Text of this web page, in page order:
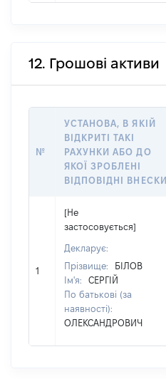
12. Грошові активи
№
УСТАНОВА, В ЯКІЙ
ВІДКРИТІ ТАКІ
РАХУНКИ АБО ДО
ЯКОЇ ЗРОБЛЕНІ
ВІДПОВІДНІ ВНЕСКИ
1
[Не
застосовується]
Декларує:
Прізвище:
БІЛОВ
Ім'я:
СЕРГІЙ
По батькові (за
наявності):
ОЛЕКСАНДРОВИЧ